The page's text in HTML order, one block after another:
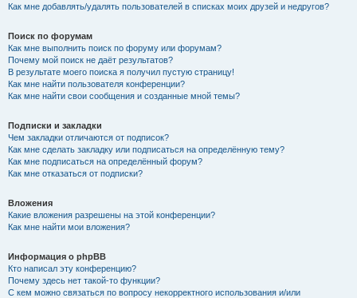
Как мне добавлять/удалять пользователей в списках моих друзей и недругов?
Поиск по форумам
Как мне выполнить поиск по форуму или форумам?
Почему мой поиск не даёт результатов?
В результате моего поиска я получил пустую страницу!
Как мне найти пользователя конференции?
Как мне найти свои сообщения и созданные мной темы?
Подписки и закладки
Чем закладки отличаются от подписок?
Как мне сделать закладку или подписаться на определённую тему?
Как мне подписаться на определённый форум?
Как мне отказаться от подписки?
Вложения
Какие вложения разрешены на этой конференции?
Как мне найти мои вложения?
Информация о phpBB
Кто написал эту конференцию?
Почему здесь нет такой-то функции?
С кем можно связаться по вопросу некорректного использования и/или